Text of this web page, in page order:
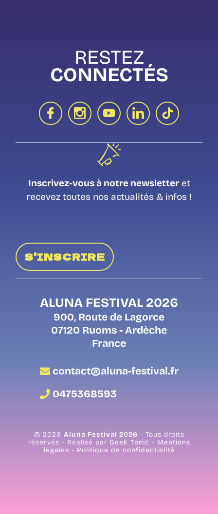
RESTEZ
CONNECTÉS
Inscrivez-vous à notre newsletteret
recevez toutes nos actualités & infos !
S'INSCRIRE
ALUNA FESTIVAL 2026
900, Route de Lagorce
07120 Ruoms - Ardèche
France
contact@aluna-festival.fr
0475368593
© 2026 Aluna Festival 2026 - Tous droits
réservés - Réalisé par Geek Tonic - Mentions
légales - Politique de confidentialité